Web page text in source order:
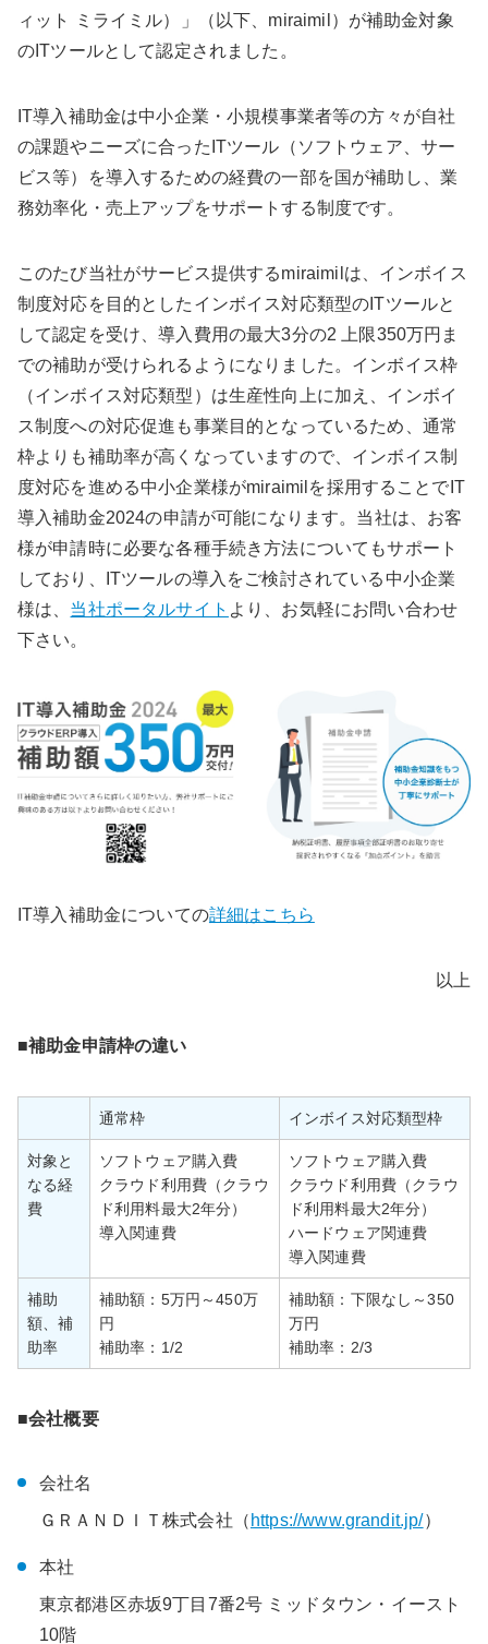
ィット ミライミル）」（以下、miraimil）が補助金対象
のITツールとして認定されました。
IT導入補助金は中小企業・小規模事業者等の方々が自社
の課題やニーズに合ったITツール（ソフトウェア、サー
ビス等）を導入するための経費の一部を国が補助し、業
務効率化・売上アップをサポートする制度です。
このたび当社がサービス提供するmiraimilは、インボイス
制度対応を目的としたインボイス対応類型のITツールと
して認定を受け、導入費用の最大3分の2 上限350万円ま
での補助が受けられるようになりました。インボイス枠
（インボイス対応類型）は生産性向上に加え、インボイ
ス制度への対応促進も事業目的となっているため、通常
枠よりも補助率が高くなっていますので、インボイス制
度対応を進める中小企業様がmiraimilを採用することでIT
導入補助金2024の申請が可能になります。当社は、お客
様が申請時に必要な各種手続き方法についてもサポート
しており、ITツールの導入をご検討されている中小企業
様は、 当社ポータルサイト より、お気軽にお問い合わせ
下さい。
IT導入補助金についての詳細はこちら
以上
■補助金申請枠の違い
通常枠 インボイス対応類型枠
対象と
なる経
費
ソフトウェア購入費
クラウド利用費（クラウ
ド利用料最大2年分）
導入関連費
ソフトウェア購入費
クラウド利用費（クラウ
ド利用料最大2年分）
ハードウェア関連費
導入関連費
補助
額、補
助率
補助額：5万円～450万
円
補助率：1/2
補助額：下限なし～350
万円
補助率：2/3
■会社概要
会社名
ＧＲＡＮＤＩＴ株式会社（ https://www.grandit.jp/）
本社
東京都港区赤坂9丁目7番2号 ミッドタウン・イースト
10階